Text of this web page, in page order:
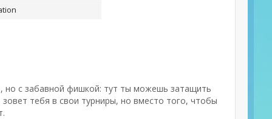
но с забавной фишкой: тут ты можешь затащить
тебя в свои турниры, но вместо того, чтобы